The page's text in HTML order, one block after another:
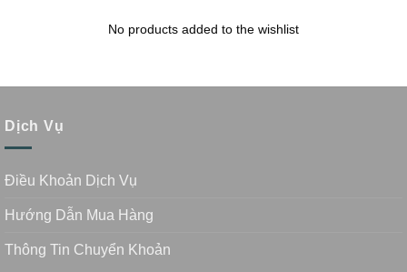
No products added to the wishlist
Dịch Vụ
Điều Khoản Dịch Vụ
Hướng Dẫn Mua Hàng
Thông Tin Chuyển Khoản